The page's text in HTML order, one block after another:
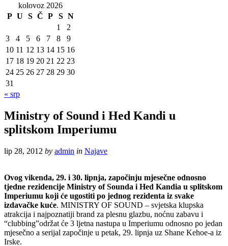
kolovoz 2026
P U S Č P S N
1
2
3
4 5 6 7 8
9
10 11 12 13 14 15 16
17 18 19 20 21 22 23
24 25 26 27 28 29 30
31
« srp
Ministry of Sound i Hed Kandi u
splitskom Imperiumu
lip 28, 2012 by admin in Najave
Ovog vikenda, 29. i 30. lipnja, započinju mjesečne odnosno
tjedne rezidencije Ministry of Sounda i Hed Kandia u splitskom
Imperiumu koji će ugostiti po jednog rezidenta iz svake
izdavačke kuće. MINISTRY OF SOUND – svjetska klupska
atrakcija i najpoznatiji brand za plesnu glazbu, noćnu zabavu i
“clubbing”održat će 3 ljetna nastupa u Imperiumu odnosno po jedan
mjesečno a serijal započinje u petak, 29. lipnja uz Shane Kehoe-a iz
Irske.